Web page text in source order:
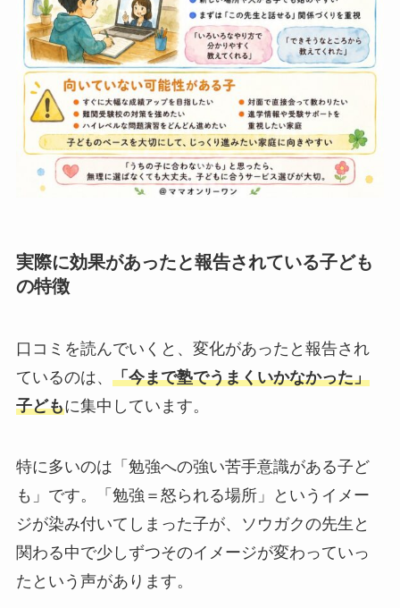
実際に効果があったと報告されている子ども
の特徴
口コミを読んでいくと、変化があったと報告され
ているのは、 「今まで塾でうまくいかなかった」
子どもに集中しています。
特に多いのは「勉強への強い苦手意識がある子ど
も」です。「勉強＝怒られる場所」というイメー
ジが染み付いてしまった子が、ソウガクの先生と
関わる中で少しずつそのイメージが変わっていっ
たという声があります。